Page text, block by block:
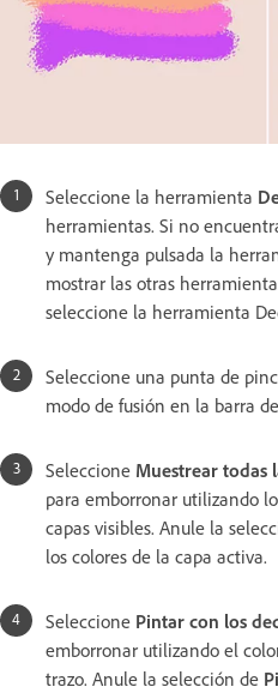
Seleccione la herramienta
herramientas. Si no
y mantenga pulsada la
mostrar las otras
seleccione la herramienta
Seleccione una punta de
modo de fusión en la barra
Seleccione Muestrear todas
para emborronar utilizando
capas visibles. Anule la
los colores de la capa activa.
Seleccione Pintar con los
emborronar utilizando el
trazo. Anule la selección de